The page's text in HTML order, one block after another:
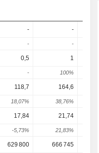
- -
- -
0,5 1
- 100%
118,7 164,6
18,07% 38,76%
17,84 21,74
-5,73% 21,83%
629 800 666 745